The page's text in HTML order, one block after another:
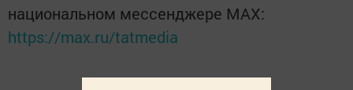
национальном мессенджере MАХ:
https://max.ru/tatmedia